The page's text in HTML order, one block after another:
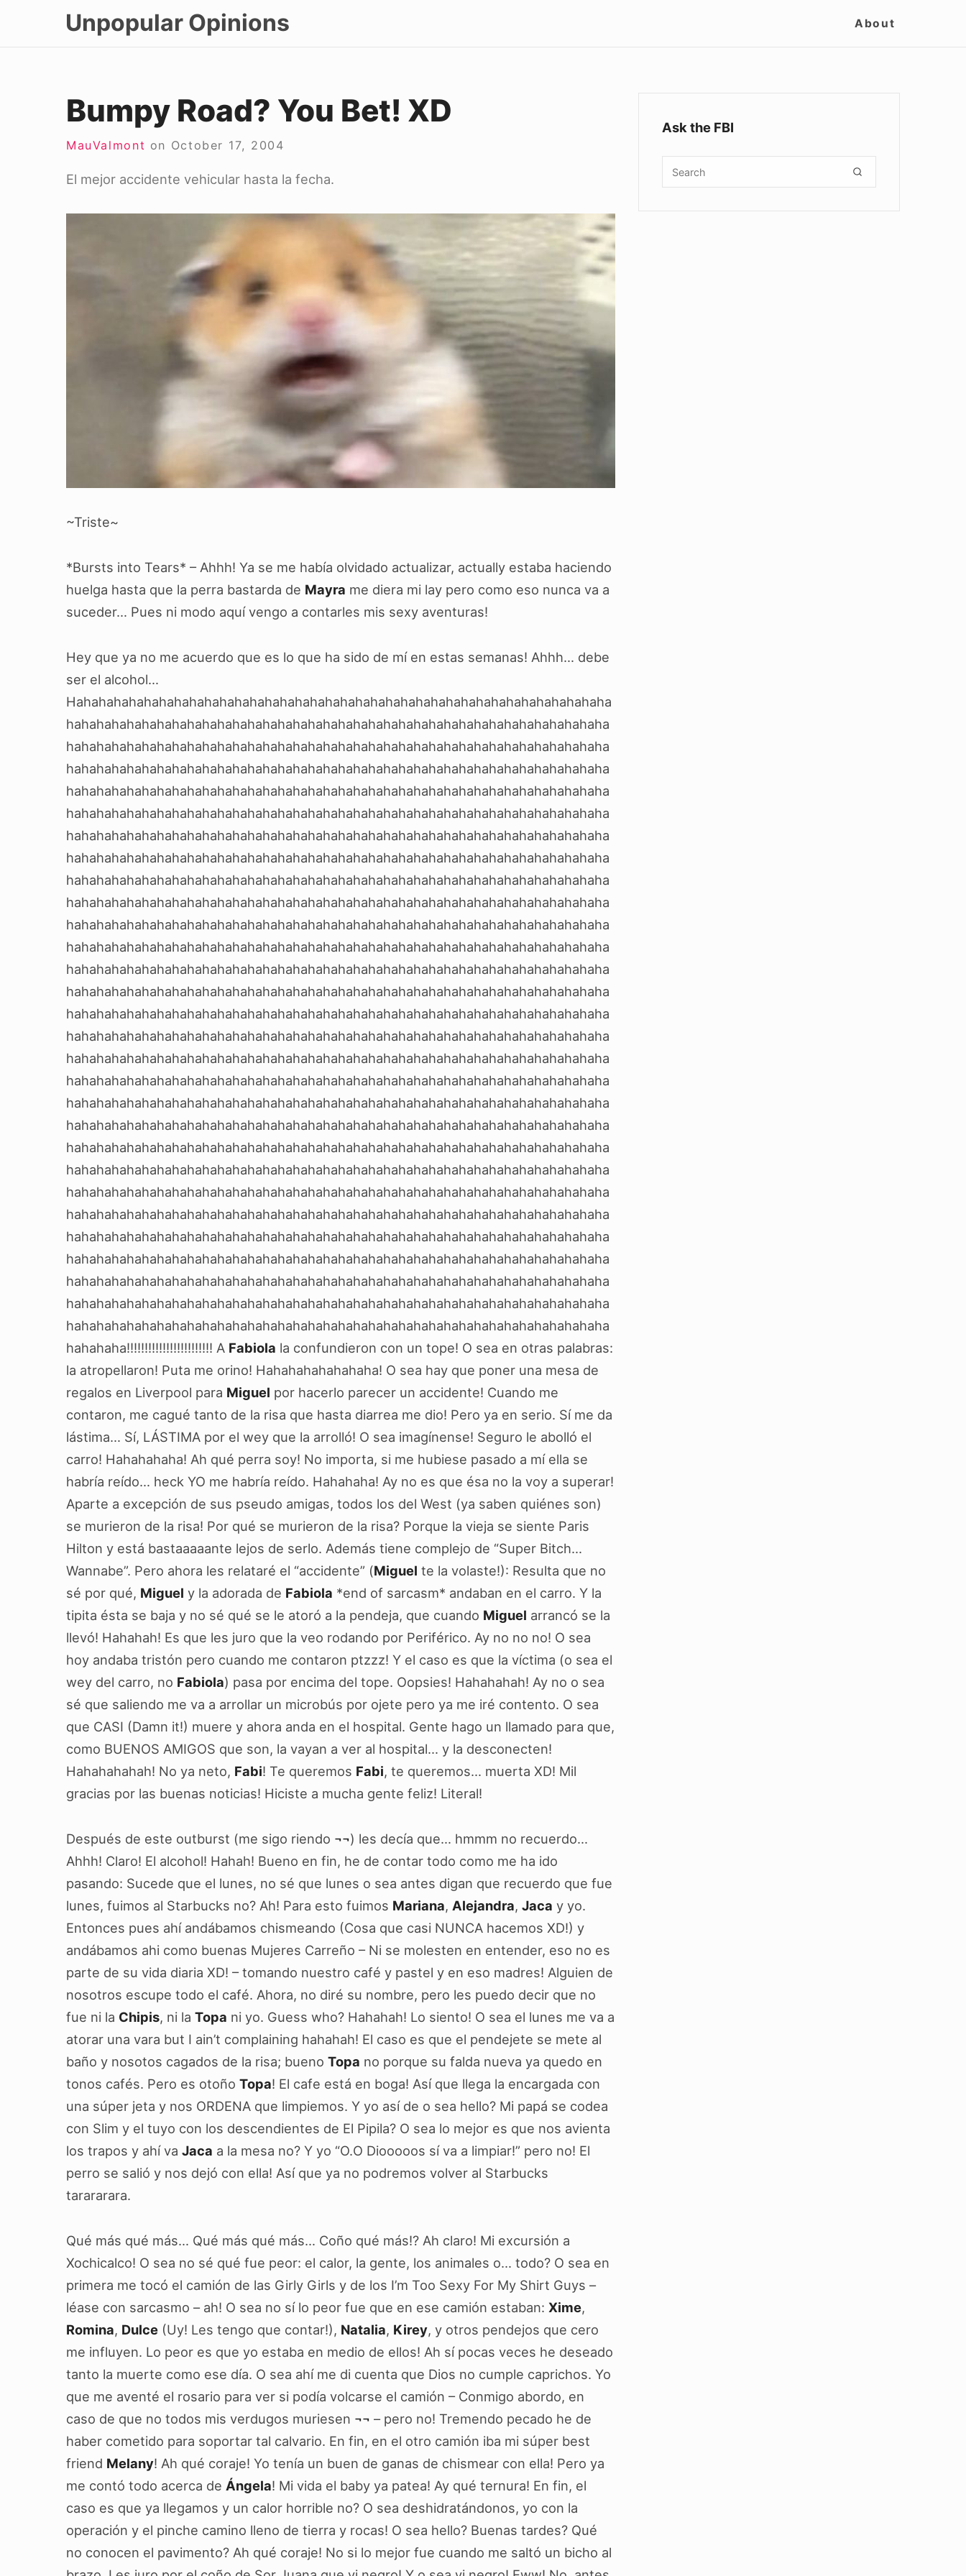
Unpopular Opinions
Site
About
Bumpy Road? You Bet! XD
MauValmont on October 17, 2004
El mejor accidente vehicular hasta la fecha.
~Triste~
*Bursts into Tears* – Ahhh! Ya se me había olvidado actualizar, actually estaba haciendo
huelga hasta que la perra bastarda de Mayra me diera mi lay pero como eso nunca va a
suceder… Pues ni modo aquí vengo a contarles mis sexy aventuras!
Hey que ya no me acuerdo que es lo que ha sido de mí en estas semanas! Ahhh… debe
ser el alcohol…
Hahahahahahahahahahahahahahahahahahahahahahahahahahahahahahahahahahahaha
hahahahahahahahahahahahahahahahahahahahahahahahahahahahahahahahahahahaha
hahahahahahahahahahahahahahahahahahahahahahahahahahahahahahahahahahahaha
hahahahahahahahahahahahahahahahahahahahahahahahahahahahahahahahahahahaha
hahahahahahahahahahahahahahahahahahahahahahahahahahahahahahahahahahahaha
hahahahahahahahahahahahahahahahahahahahahahahahahahahahahahahahahahahaha
hahahahahahahahahahahahahahahahahahahahahahahahahahahahahahahahahahahaha
hahahahahahahahahahahahahahahahahahahahahahahahahahahahahahahahahahahaha
hahahahahahahahahahahahahahahahahahahahahahahahahahahahahahahahahahahaha
hahahahahahahahahahahahahahahahahahahahahahahahahahahahahahahahahahahaha
hahahahahahahahahahahahahahahahahahahahahahahahahahahahahahahahahahahaha
hahahahahahahahahahahahahahahahahahahahahahahahahahahahahahahahahahahaha
hahahahahahahahahahahahahahahahahahahahahahahahahahahahahahahahahahahaha
hahahahahahahahahahahahahahahahahahahahahahahahahahahahahahahahahahahaha
hahahahahahahahahahahahahahahahahahahahahahahahahahahahahahahahahahahaha
hahahahahahahahahahahahahahahahahahahahahahahahahahahahahahahahahahahaha
hahahahahahahahahahahahahahahahahahahahahahahahahahahahahahahahahahahaha
hahahahahahahahahahahahahahahahahahahahahahahahahahahahahahahahahahahaha
hahahahahahahahahahahahahahahahahahahahahahahahahahahahahahahahahahahaha
hahahahahahahahahahahahahahahahahahahahahahahahahahahahahahahahahahahaha
hahahahahahahahahahahahahahahahahahahahahahahahahahahahahahahahahahahaha
hahahahahahahahahahahahahahahahahahahahahahahahahahahahahahahahahahahaha
hahahahahahahahahahahahahahahahahahahahahahahahahahahahahahahahahahahaha
hahahahahahahahahahahahahahahahahahahahahahahahahahahahahahahahahahahaha
hahahahahahahahahahahahahahahahahahahahahahahahahahahahahahahahahahahaha
hahahahahahahahahahahahahahahahahahahahahahahahahahahahahahahahahahahaha
hahahahahahahahahahahahahahahahahahahahahahahahahahahahahahahahahahahaha
hahahahahahahahahahahahahahahahahahahahahahahahahahahahahahahahahahahaha
hahahahahahahahahahahahahahahahahahahahahahahahahahahahahahahahahahahaha
hahahaha!!!!!!!!!!!!!!!!!!!!!!!! A Fabiola la confundieron con un tope! O sea en otras palabras:
la atropellaron! Puta me orino! Hahahahahahahaha! O sea hay que poner una mesa de
regalos en Liverpool para Miguel por hacerlo parecer un accidente! Cuando me
contaron, me cagué tanto de la risa que hasta diarrea me dio! Pero ya en serio. Sí me da
lástima… Sí, LÁSTIMA por el wey que la arrolló! O sea imagínense! Seguro le abolló el
carro! Hahahahaha! Ah qué perra soy! No importa, si me hubiese pasado a mí ella se
habría reído… heck YO me habría reído. Hahahaha! Ay no es que ésa no la voy a superar!
Aparte a excepción de sus pseudo amigas, todos los del West (ya saben quiénes son)
se murieron de la risa! Por qué se murieron de la risa? Porque la vieja se siente Paris
Hilton y está bastaaaaante lejos de serlo. Además tiene complejo de “Super Bitch…
Wannabe”. Pero ahora les relataré el “accidente” (Miguel te la volaste!): Resulta que no
sé por qué, Miguel y la adorada de Fabiola *end of sarcasm* andaban en el carro. Y la
tipita ésta se baja y no sé qué se le atoró a la pendeja, que cuando Miguel arrancó se la
llevó! Hahahah! Es que les juro que la veo rodando por Periférico. Ay no no no! O sea
hoy andaba tristón pero cuando me contaron ptzzz! Y el caso es que la víctima (o sea el
wey del carro, no Fabiola) pasa por encima del tope. Oopsies! Hahahahah! Ay no o sea
sé que saliendo me va a arrollar un microbús por ojete pero ya me iré contento. O sea
que CASI (Damn it!) muere y ahora anda en el hospital. Gente hago un llamado para que,
como BUENOS AMIGOS que son, la vayan a ver al hospital… y la desconecten!
Hahahahahah! No ya neto, Fabi! Te queremos Fabi, te queremos… muerta XD! Mil
gracias por las buenas noticias! Hiciste a mucha gente feliz! Literal!
Después de este outburst (me sigo riendo ¬¬) les decía que… hmmm no recuerdo…
Ahhh! Claro! El alcohol! Hahah! Bueno en fin, he de contar todo como me ha ido
pasando: Sucede que el lunes, no sé que lunes o sea antes digan que recuerdo que fue
lunes, fuimos al Starbucks no? Ah! Para esto fuimos Mariana, Alejandra, Jaca y yo.
Entonces pues ahí andábamos chismeando (Cosa que casi NUNCA hacemos XD!) y
andábamos ahi como buenas Mujeres Carreño – Ni se molesten en entender, eso no es
parte de su vida diaria XD! – tomando nuestro café y pastel y en eso madres! Alguien de
nosotros escupe todo el café. Ahora, no diré su nombre, pero les puedo decir que no
fue ni la Chipis, ni la Topa ni yo. Guess who? Hahahah! Lo siento! O sea el lunes me va a
atorar una vara but I ain’t complaining hahahah! El caso es que el pendejete se mete al
baño y nosotos cagados de la risa; bueno Topa no porque su falda nueva ya quedo en
tonos cafés. Pero es otoño Topa! El cafe está en boga! Así que llega la encargada con
una súper jeta y nos ORDENA que limpiemos. Y yo así de o sea hello? Mi papá se codea
con Slim y el tuyo con los descendientes de El Pipila? O sea lo mejor es que nos avienta
los trapos y ahí va Jaca a la mesa no? Y yo “O.O Diooooos sí va a limpiar!” pero no! El
perro se salió y nos dejó con ella! Así que ya no podremos volver al Starbucks
tarararara.
Qué más qué más… Qué más qué más… Coño qué más!? Ah claro! Mi excursión a
Xochicalco! O sea no sé qué fue peor: el calor, la gente, los animales o… todo? O sea en
primera me tocó el camión de las Girly Girls y de los I’m Too Sexy For My Shirt Guys –
léase con sarcasmo – ah! O sea no sí lo peor fue que en ese camión estaban: Xime,
Romina, Dulce (Uy! Les tengo que contar!), Natalia, Kirey, y otros pendejos que cero
me influyen. Lo peor es que yo estaba en medio de ellos! Ah sí pocas veces he deseado
tanto la muerte como ese día. O sea ahí me di cuenta que Dios no cumple caprichos. Yo
que me aventé el rosario para ver si podía volcarse el camión – Conmigo abordo, en
caso de que no todos mis verdugos muriesen ¬¬ – pero no! Tremendo pecado he de
haber cometido para soportar tal calvario. En fin, en el otro camión iba mi súper best
friend Melany! Ah qué coraje! Yo tenía un buen de ganas de chismear con ella! Pero ya
me contó todo acerca de Ángela! Mi vida el baby ya patea! Ay qué ternura! En fin, el
caso es que ya llegamos y un calor horrible no? O sea deshidratándonos, yo con la
operación y el pinche camino lleno de tierra y rocas! O sea hello? Buenas tardes? Qué
no conocen el pavimento? Ah qué coraje! No si lo mejor fue cuando me saltó un bicho al
Widget
Area
Ask the FBI
Search
for: